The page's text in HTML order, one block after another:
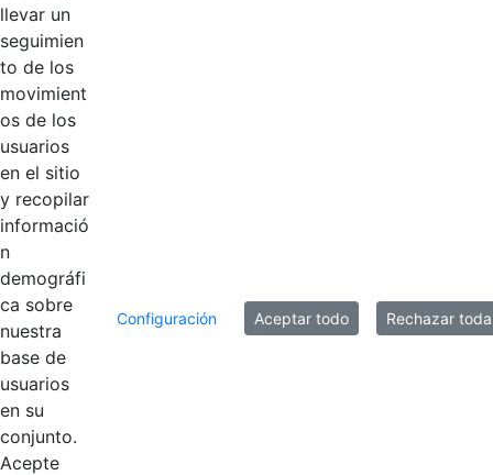
Productos
AÑADIR COMENTARIOS
llevar un
seguimien
to de los
movimient
os de los
usuarios
en el sitio
y recopilar
informació
n
demográfi
ca sobre
nuestra
base de
usuarios
en su
conjunto.
Acepte
Configuración Aceptar todo Rechazar